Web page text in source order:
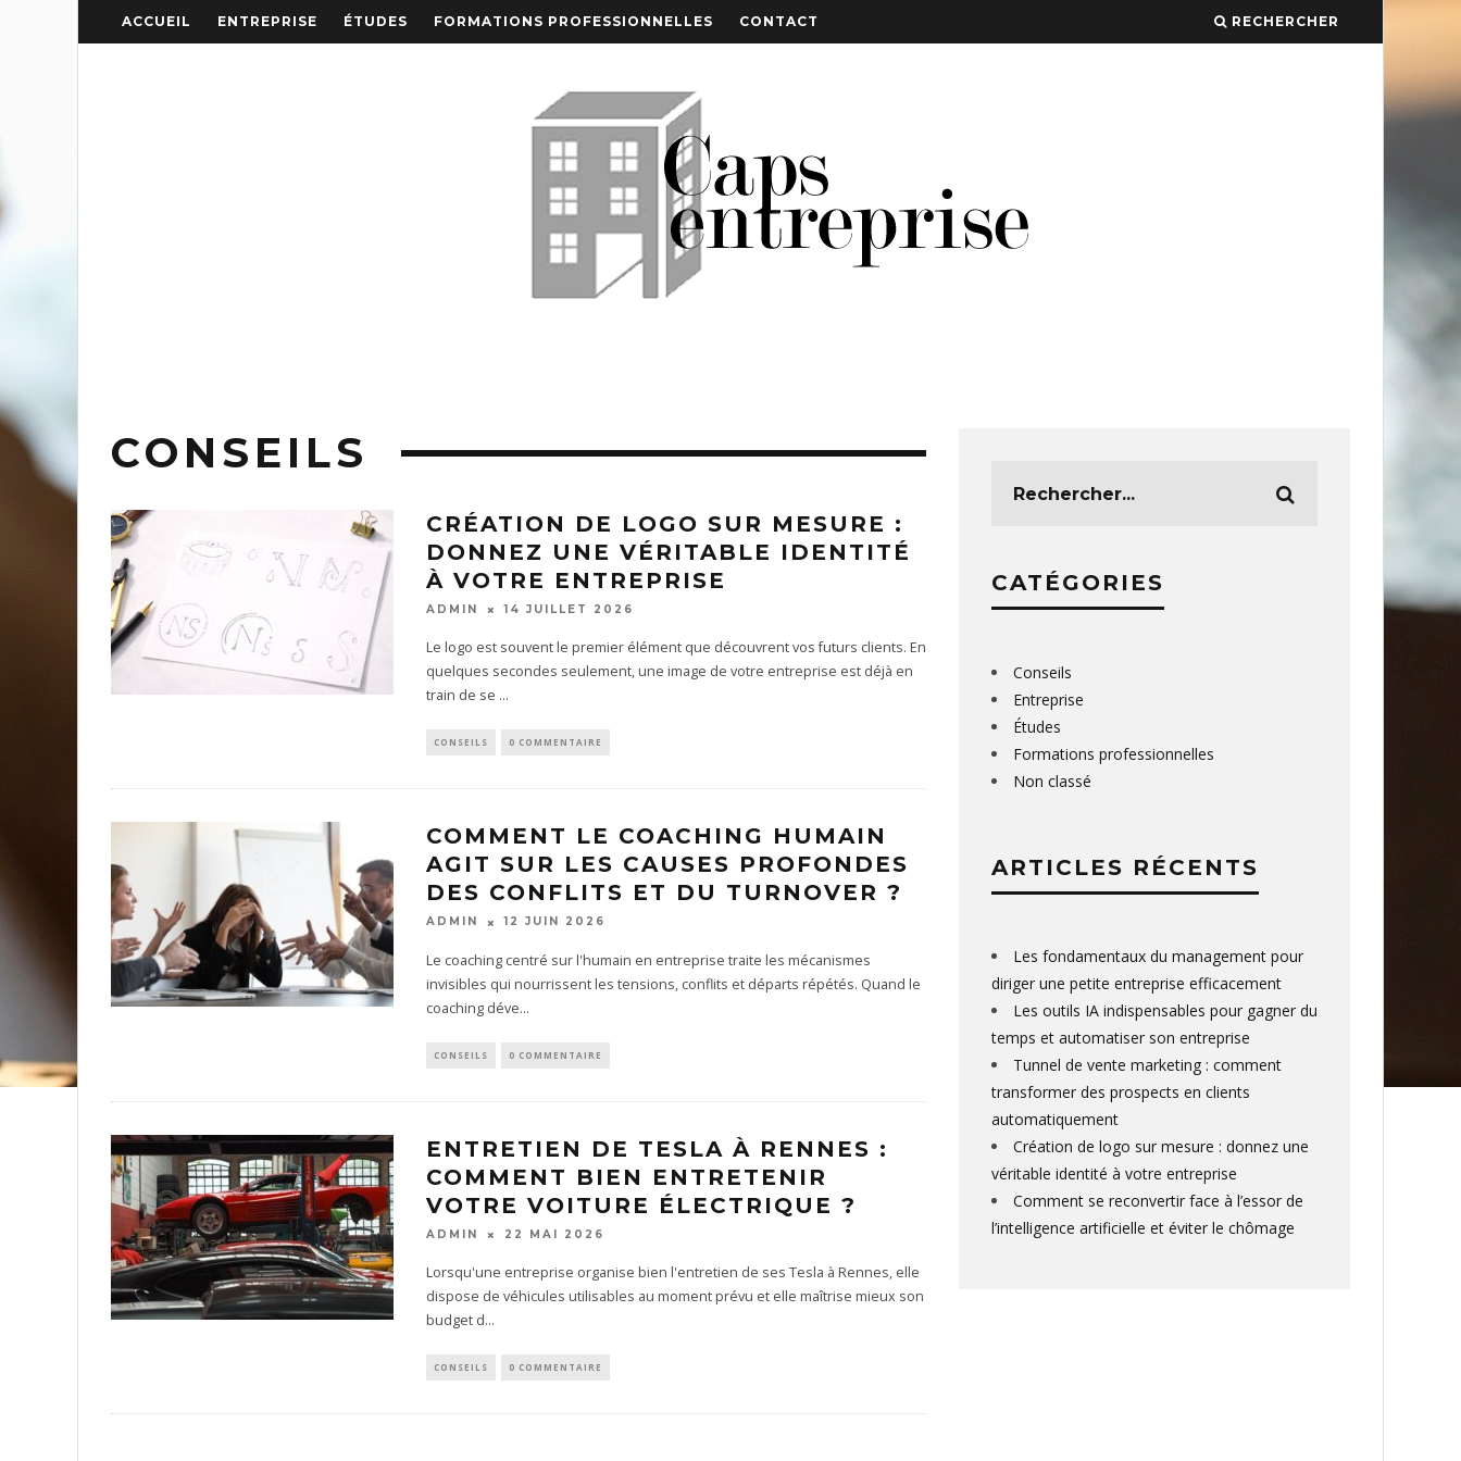
ACCUEIL ENTREPRISE ÉTUDES FORMATIONS PROFESSIONNELLES CONTACT RECHERCHER
CONSEILS
CRÉATION DE LOGO SUR MESURE :
DONNEZ UNE VÉRITABLE IDENTITÉ
À VOTRE ENTREPRISE
ADMIN 14 JUILLET 2026
Le logo est souvent le premier élément que découvrent vos futurs clients. En
quelques secondes seulement, une image de votre entreprise est déjà en
train de se ...
CONSEILS 0 COMMENTAIRE
COMMENT LE COACHING HUMAIN
AGIT SUR LES CAUSES PROFONDES
DES CONFLITS ET DU TURNOVER ?
ADMIN 12 JUIN 2026
Le coaching centré sur l'humain en entreprise traite les mécanismes
invisibles qui nourrissent les tensions, conflits et départs répétés. Quand le
coaching déve...
CONSEILS 0 COMMENTAIRE
ENTRETIEN DE TESLA À RENNES :
COMMENT BIEN ENTRETENIR
VOTRE VOITURE ÉLECTRIQUE ?
ADMIN 22 MAI 2026
Lorsqu'une entreprise organise bien l'entretien de ses Tesla à Rennes, elle
dispose de véhicules utilisables au moment prévu et elle maîtrise mieux son
budget d...
CONSEILS 0 COMMENTAIRE
CATÉGORIES
Conseils
Entreprise
Études
Formations professionnelles
Non classé
ARTICLES RÉCENTS
Les fondamentaux du management pour
diriger une petite entreprise efficacement
Les outils IA indispensables pour gagner du
temps et automatiser son entreprise
Tunnel de vente marketing : comment
transformer des prospects en clients
automatiquement
Création de logo sur mesure : donnez une
véritable identité à votre entreprise
Comment se reconvertir face à l’essor de
l’intelligence artificielle et éviter le chômage